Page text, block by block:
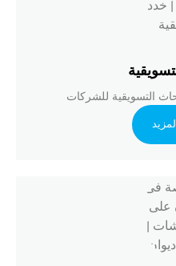
التسويقية للشركات